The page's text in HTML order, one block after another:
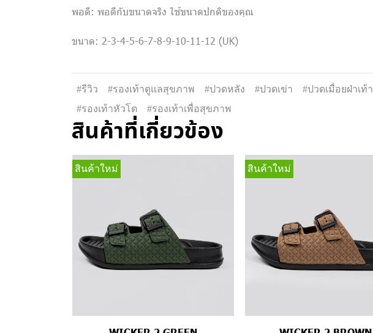
พอดี: พอดีกับขนาดจริง ใช้ขนาดปกติของคุณ
ขนาด: 2-3-4-5-6-7-8-9-10-11-12 (UK)
#รีวิว #รองเท้าดูแลสุขภาพ #ปวดหลัง #ปวดเข่า #ปวดเมื่อยฝ่าเท้า
#รองเท้าหัวโต
#รองเท้าเพื่อสุขภาพ
สินค้าที่เกี่ยวข้อง
สินค้าใหม่ สินค้าใหม่